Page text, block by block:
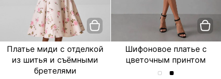
Платье миди с отделкой
из шитья и съёмными
бретелями
Шифоновое платье с
цветочным принтом
Шифоновое
Шифоновое